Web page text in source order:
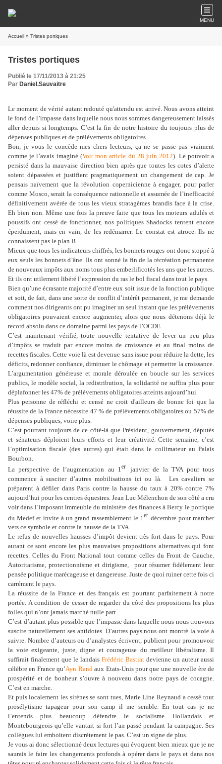
MENU
Accueil » Tristes portiques
Tristes portiques
Publié le 17/11/2013 à 21:25
Par Daniel.Sauvaitre
Le moment de vérité autant redouté qu'attendu est arrivé. Nous avons atteint
le fond de l’impasse dans laquelle nous nous sommes dangereusement laissés
aller depuis si longtemps. C’est la fin de notre histoire du toujours plus de
dépenses publiques et de prélèvements obligatoires.
Bon, je vous le concède mes chers lecteurs, ça ne se passe pas vraiment
comme je l’avais imaginé (Voir mon article du 28 juin 2012). Le pouvoir a
persisté dans la mauvaise direction bien après que toutes les cotes d’alerte
soient dépassées et justifient pragmatiquement un changement de cap. Je
pensais naïvement que la révolution copernicienne à engager, pour parler
comme Mosco, serait la conséquence rationnelle et assumée de l’inefficacité
définitivement avérée de tous les vieux stratagèmes brandis face à la crise.
Eh bien non. Même une fois la preuve faite que tous les moteurs adulés et
poussifs ont cessé de fonctionner, nos politiques Shadocks tentent encore
éperdument, mais en vain, de les redémarrer. Le constat est atroce. Ils ne
connaissent pas le plan B.
Mieux que tous les indicateurs chiffrés, les bonnets rouges ont donc stoppé à
eux seuls les bonnets d’âne. Ils ont sonné la fin de la récréation permanente
de nouveaux impôts aux noms tous plus emberlificotés les uns que les autres.
Et ils ont utilement libéré l’expression du ras le bol fiscal dans tout le pays.
Bien qu’une écrasante majorité d’entre eux soit issue de la fonction publique
et soit, de fait, dans une sorte de conflit d’intérêt permanent, je me demande
comment nos dirigeants ont pu imaginer un seul instant que les prélèvements
obligatoires pouvaient encore augmenter, alors que nous détenons déjà le
record absolu dans ce domaine parmi les pays de l’OCDE.
C’est maintenant vérifié, toute nouvelle tentative de lever un peu plus
d’impôts se traduit par encore moins de croissance et au final moins de
recettes fiscales. Cette voie là est devenue sans issue pour réduire la dette, les
déficits, redonner confiance, diminuer le chômage et permettre la croissance.
L’argumentation généreuse et morale déroulée en boucle sur les services
publics, le modèle social, la redistribution, la solidarité ne suffira plus pour
déplafonner les 47% de prélèvements obligatoires atteints aujourd’hui.
Plus personne de réfléchi et censé ne croit d'ailleurs de bonne foi que la
réussite de la France nécessite 47 % de prélèvements obligatoires ou 57% de
dépenses publiques, voire plus.
C’est pourtant toujours de ce côté-là que Président, gouvernement, députés
et sénateurs déploient leurs efforts et leur créativité. Cette semaine, c’est
l’optimisation fiscale (des autres) qui était dans le collimateur au Palais
Bourbon.
La perspective de l’augmentation au 1er
janvier de la TVA pour tous
commence à susciter d’autres mobilisations ici ou là.
Les cavaliers se
préparent à défiler dans Paris contre la hausse du taux à 20% contre 7%
aujourd’hui pour les centres équestres. Jean Luc Mélenchon de son côté a cru
voir dans l’imposant immeuble du ministère des finances à Bercy le portique
du Medef et invite à un grand rassemblement le 1er décembre pour marcher
vers ce symbole et contre la hausse de la TVA.
Le refus de nouvelles hausses d’impôt devient très fort dans le pays. Pour
autant ce sont encore les plus mauvaises propositions alternatives qui font
recettes. Celles du Front National tout comme celles du Front de Gauche.
Autoritarisme, protectionnisme et dirigisme,
pour résumer fidèlement leur
pensée politique marécageuse et dangereuse. Juste de quoi ruiner cette fois ci
carrément le pays.
La réussite de la France et des français est pourtant parfaitement à notre
portée. A condition de cesser de regarder du côté des propositions les plus
folles qui n’ont jamais marché nulle part.
C’est d’autant plus possible que l’impasse dans laquelle nous nous trouvons
suscite naturellement ses antidotes. D’autres pays nous ont montré la voie à
suivre. Nombre d’auteurs ou d’analystes écrivent, publient pour promouvoir
la voie exigeante, juste, digne et courageuse du meilleur libéralisme. Il
suffirait finalement que le landais Frédéric Bastiat devienne un auteur aussi
célèbre en France qu’Ayn Randaux Etats-Unis pour que une nouvelle ère de
prospérité et de bonheur s’ouvre à nouveau dans notre pays de cocagne.
C’est en marche.
Et puis localement les sirènes se sont tues, Marie Line Reynaud a cessé tout
prosélytisme tapageur pour son camp il me semble. En tout cas je ne
l’entends plus beaucoup défendre le socialisme Hollandais et
Montebourgeois qu’elle vantait si fort l’an passé pendant la campagne. Ses
collègues lui emboitent discrètement le pas. C’est un signe de plus.
Je vous ai donc sélectionné deux lectures qui évoquent bien mieux que je ne
saurais le faire les changements profonds à opérer dans le pays et dans nos